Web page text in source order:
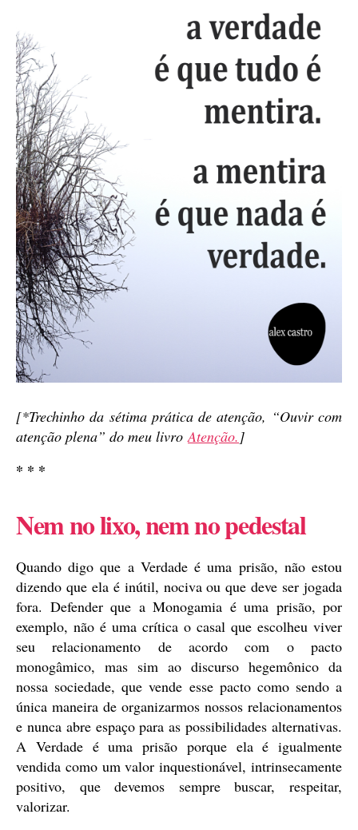
[*Trechinho da sétima prática de atenção, “Ouvir com
atenção plena” do meu livroAtenção.]
* * *
Nem no lixo, nem no pedestal
Quando digo que a Verdade é uma prisão, não estou
dizendo que ela é inútil, nociva ou que deve ser jogada
fora. Defender que a Monogamia é uma prisão, por
exemplo, não é uma crítica o casal que escolheu viver
seu relacionamento de acordo com o pacto
monogâmico, mas sim ao discurso hegemônico da
nossa sociedade, que vende esse pacto como sendo a
única maneira de organizarmos nossos relacionamentos
e nunca abre espaço para as possibilidades alternativas.
A Verdade é uma prisão porque ela é igualmente
vendida como um valor inquestionável, intrinsecamente
positivo, que devemos sempre buscar, respeitar,
valorizar.